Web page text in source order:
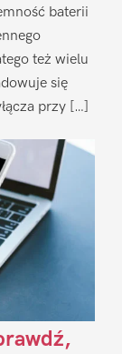
baterii
też wielu
się
przy […]